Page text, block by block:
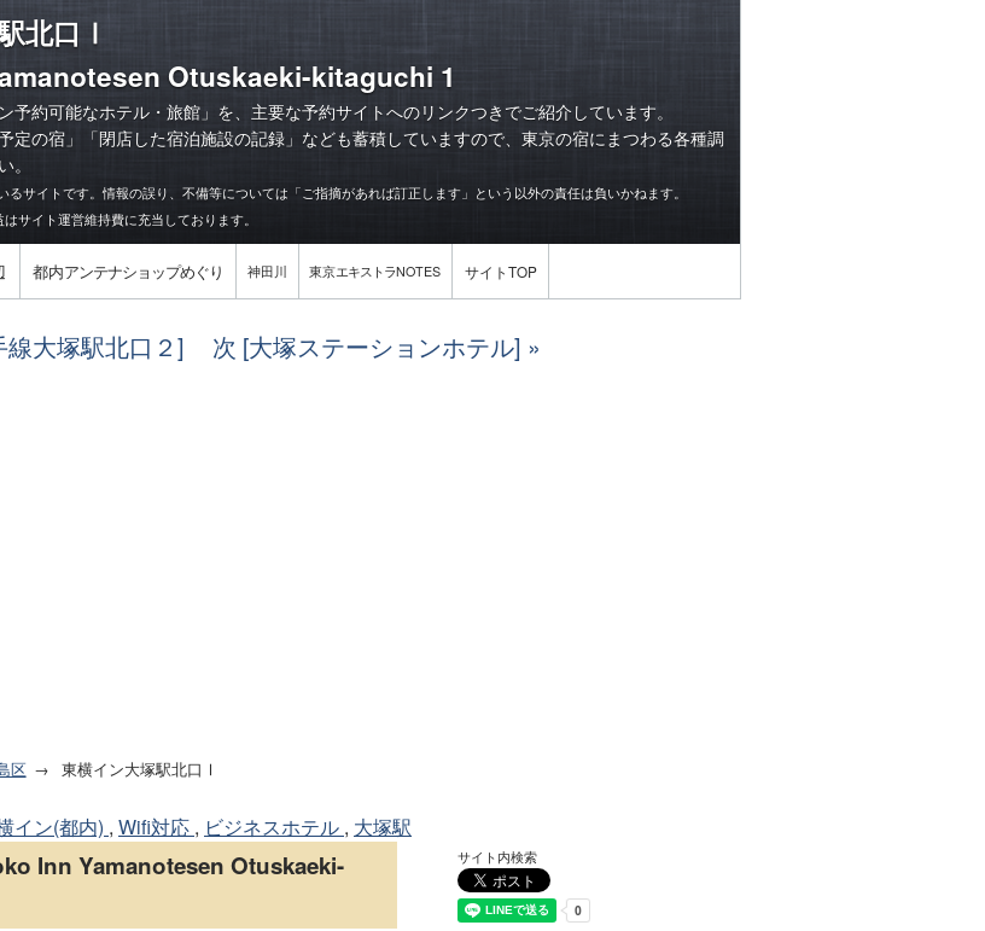
北口Ⅰ
Otuskaeki-kitaguchi 1
予約可能なホテル・旅館」を、主要な予約サイトへのリンクつきでご紹介しています。
定の宿」「閉店した宿泊施設の記録」なども蓄積していますので、東京の宿にまつわる各種調
。
サイトです。情報の誤り、不備等については「ご指摘があれば訂正します」という以外の責任は負いかねます。
サイト運営維持費に充当しております。
都内アンテナショップめぐり 神田川 東京エキストラNOTES サイトTOP
大塚駅北口２] 次 [大塚ステーションホテル]
区 東横イン大塚駅北口Ⅰ
イン(都内) , Wifi対応 , ビジネスホテル , 大塚駅
Inn Yamanotesen Otuskaeki-
サイト内検索